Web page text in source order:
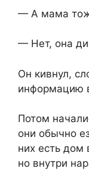
— А мама
— Нет, она
Он кивнул,
информацию
Потом
они обычно
них есть дом
но внутри